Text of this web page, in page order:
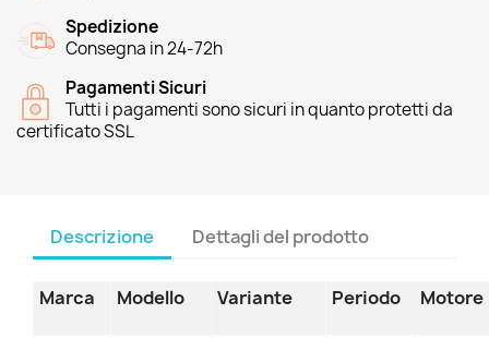
Spedizione
Consegna in 24-72h
Pagamenti Sicuri
Tutti i pagamenti sono sicuri in quanto protetti da
certificato SSL
Descrizione Dettagli del prodotto
Marca Modello Variante Periodo Motore